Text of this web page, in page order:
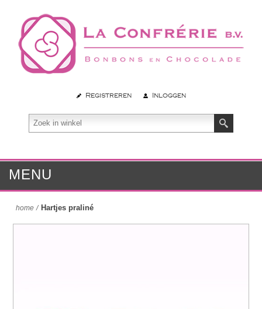
Registreren Inloggen
MENU
home / Hartjes praliné